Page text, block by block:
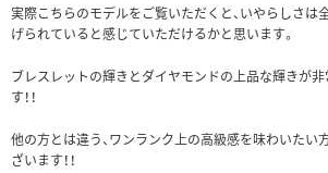
実際こちらのモデルをご覧いただくと、いやらしさは
げられていると感じていただけるかと思います。
ブレスレットの輝きとダイヤモンドの上品な輝きが
す！！
他の方とは違う、ワンランク上の高級感を味わいたい
ざいます！！